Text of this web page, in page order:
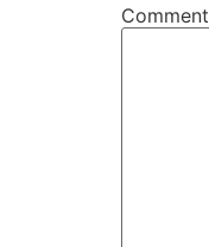
Comment